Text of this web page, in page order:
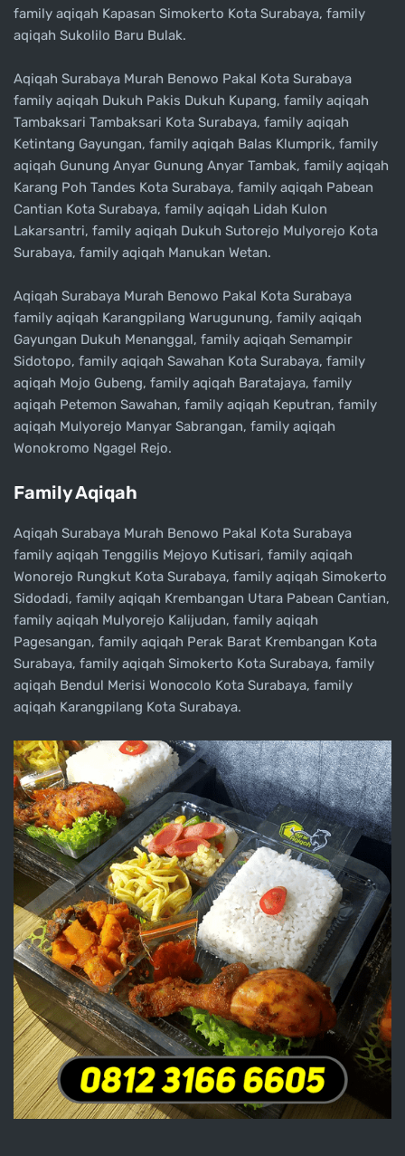
family aqiqah Kapasan Simokerto Kota Surabaya, family
aqiqah Sukolilo Baru Bulak.
Aqiqah Surabaya Murah Benowo Pakal Kota Surabaya
family aqiqah Dukuh Pakis Dukuh Kupang, family aqiqah
Tambaksari Tambaksari Kota Surabaya, family aqiqah
Ketintang Gayungan, family aqiqah Balas Klumprik, family
aqiqah Gunung Anyar Gunung Anyar Tambak, family aqiqah
Karang Poh Tandes Kota Surabaya, family aqiqah Pabean
Cantian Kota Surabaya, family aqiqah Lidah Kulon
Lakarsantri, family aqiqah Dukuh Sutorejo Mulyorejo Kota
Surabaya, family aqiqah Manukan Wetan.
Aqiqah Surabaya Murah Benowo Pakal Kota Surabaya
family aqiqah Karangpilang Warugunung, family aqiqah
Gayungan Dukuh Menanggal, family aqiqah Semampir
Sidotopo, family aqiqah Sawahan Kota Surabaya, family
aqiqah Mojo Gubeng, family aqiqah Baratajaya, family
aqiqah Petemon Sawahan, family aqiqah Keputran, family
aqiqah Mulyorejo Manyar Sabrangan, family aqiqah
Wonokromo Ngagel Rejo.
Family Aqiqah
Aqiqah Surabaya Murah Benowo Pakal Kota Surabaya
family aqiqah Tenggilis Mejoyo Kutisari, family aqiqah
Wonorejo Rungkut Kota Surabaya, family aqiqah Simokerto
Sidodadi, family aqiqah Krembangan Utara Pabean Cantian,
family aqiqah Mulyorejo Kalijudan, family aqiqah
Pagesangan, family aqiqah Perak Barat Krembangan Kota
Surabaya, family aqiqah Simokerto Kota Surabaya, family
aqiqah Bendul Merisi Wonocolo Kota Surabaya, family
aqiqah Karangpilang Kota Surabaya.